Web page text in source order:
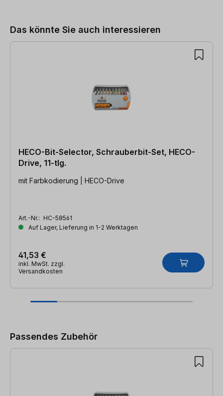
Das könnte Sie auch interessieren
HECO-Bit-Selector, Schrauberbit-Set, HECO-
Drive, 11-tlg.
mit Farbkodierung | HECO-Drive
Art.-Nr.: HC-58561
Auf Lager, Lieferung in 1-2 Werktagen
41,53 €
inkl. MwSt. zzgl.
Versandkosten
Passendes Zubehör